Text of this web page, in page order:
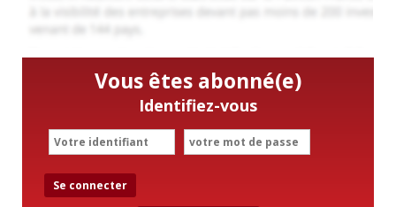
Vous êtes abonné(e)
Identifiez-vous
Se connecter